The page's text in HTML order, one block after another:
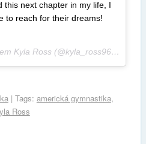
this next chapter in my life, I
to reach for their dreams!
Fotka zveřejněná uživatelem Kyla Ross (@kyla_ross96),
| Tags: americká gymnastika,
Ross